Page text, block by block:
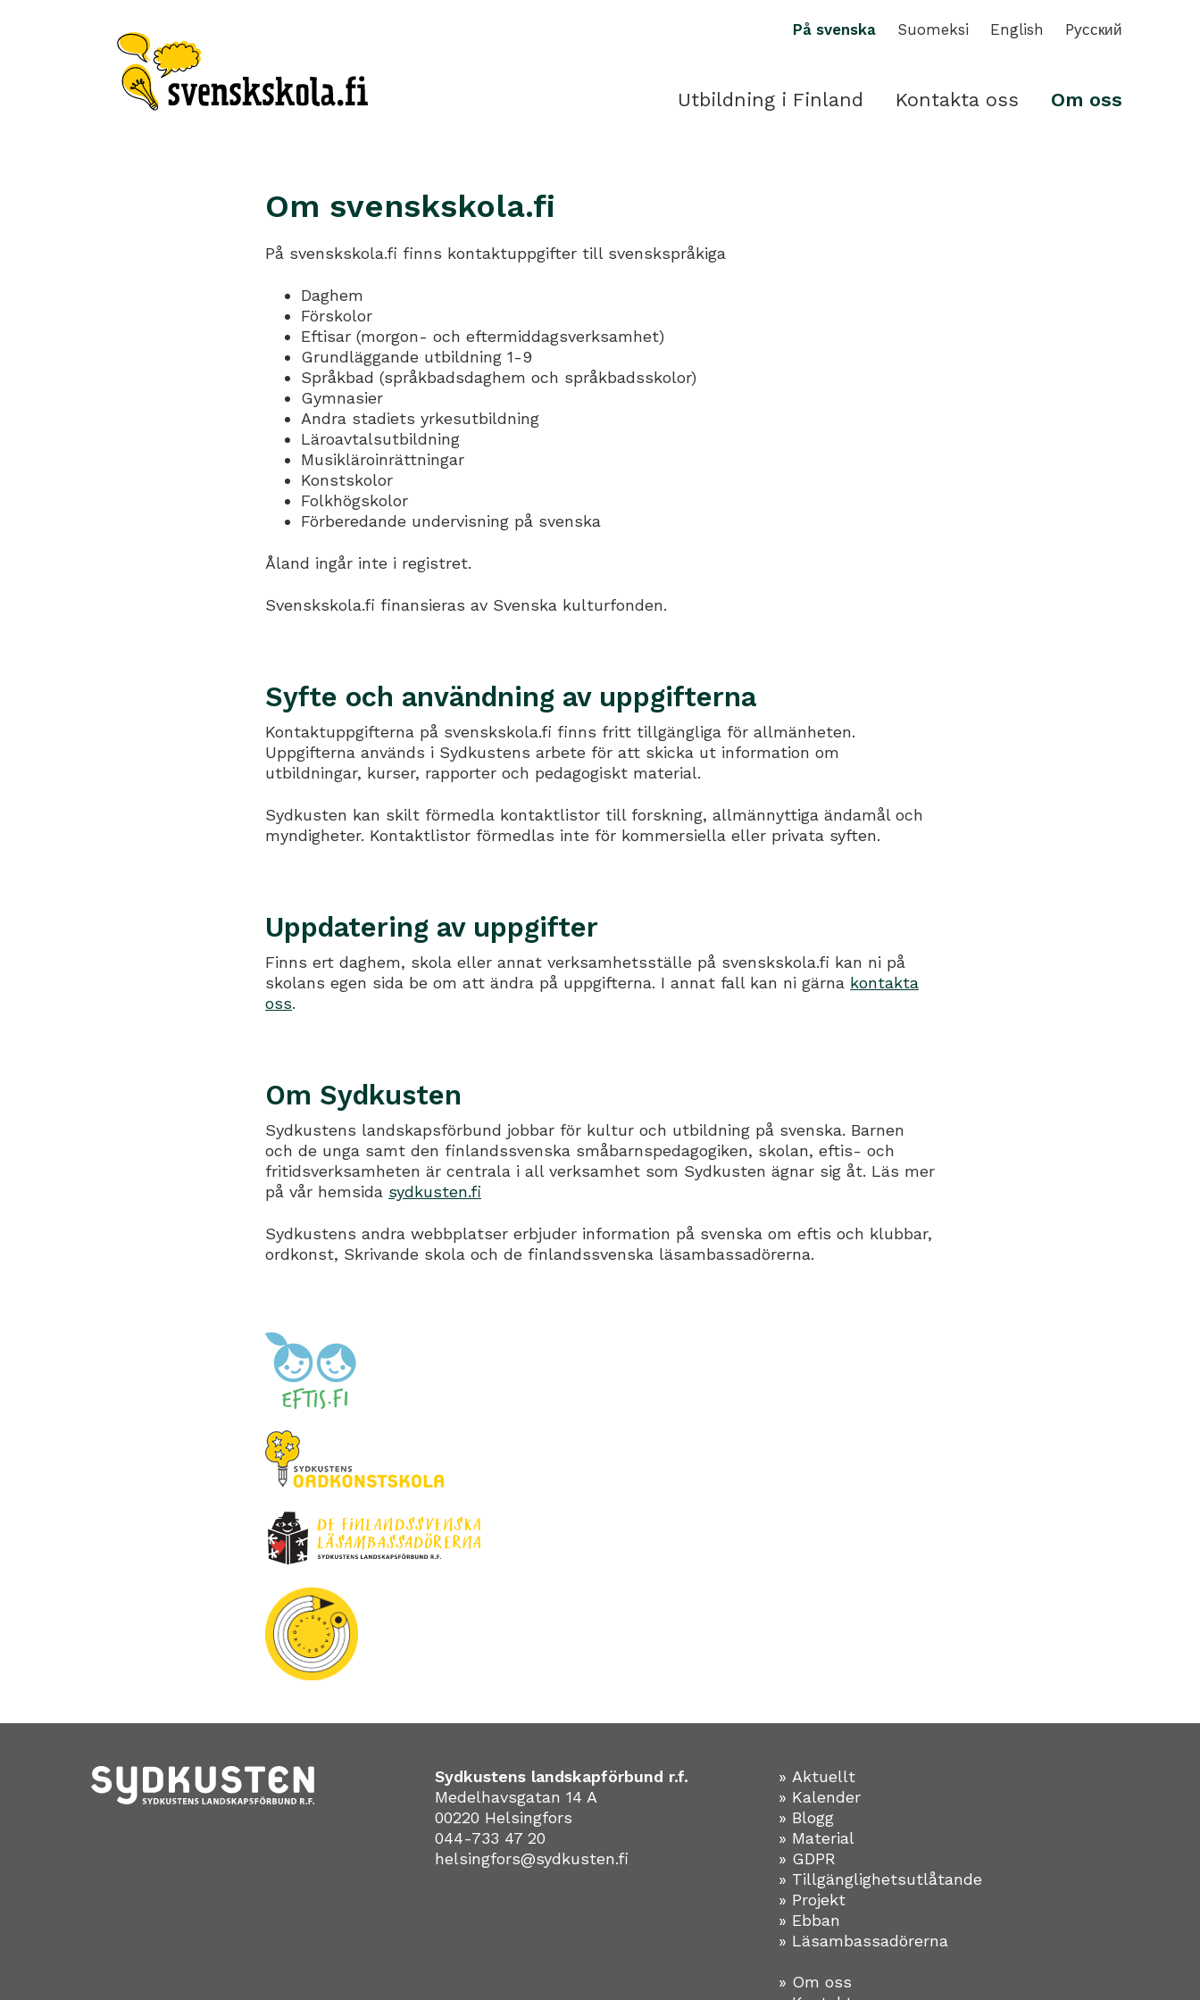
På svenska Suomeksi English Pусский
Utbildning i Finland Kontakta oss Om oss
Om svenskskola.fi
På svenskskola.fi finns kontaktuppgifter till svenskspråkiga
Daghem
Förskolor
Eftisar (morgon- och eftermiddagsverksamhet)
Grundläggande utbildning 1-9
Språkbad (språkbadsdaghem och språkbadsskolor)
Gymnasier
Andra stadiets yrkesutbildning
Läroavtalsutbildning
Musikläroinrättningar
Konstskolor
Folkhögskolor
Förberedande undervisning på svenska
Åland ingår inte i registret.
Svenskskola.fi finansieras av Svenska kulturfonden.
Syfte och användning av uppgifterna
Kontaktuppgifterna på svenskskola.fi finns fritt tillgängliga för allmänheten.
Uppgifterna används i Sydkustens arbete för att skicka ut information om
utbildningar, kurser, rapporter och pedagogiskt material.
Sydkusten kan skilt förmedla kontaktlistor till forskning, allmännyttiga ändamål och
myndigheter. Kontaktlistor förmedlas inte för kommersiella eller privata syften.
Uppdatering av uppgifter
Finns ert daghem, skola eller annat verksamhetsställe på svenskskola.fi kan ni på
skolans egen sida be om att ändra på uppgifterna. I annat fall kan ni gärna kontakta
oss.
Om Sydkusten
Sydkustens landskapsförbund jobbar för kultur och utbildning på svenska. Barnen
och de unga samt den finlandssvenska småbarnspedagogiken, skolan, eftis- och
fritidsverksamheten är centrala i all verksamhet som Sydkusten ägnar sig åt. Läs mer
på vår hemsida sydkusten.fi
Sydkustens andra webbplatser erbjuder information på svenska om eftis och klubbar,
ordkonst, Skrivande skola och de finlandssvenska läsambassadörerna.
Sydkustens landskapförbund r.f.
Medelhavsgatan 14 A
00220 Helsingfors
044-733 47 20
helsingfors@sydkusten.fi
» Aktuellt
» Kalender
» Blogg
» Material
» GDPR
» Tillgänglighetsutlåtande
» Projekt
» Ebban
» Läsambassadörerna
» Om oss